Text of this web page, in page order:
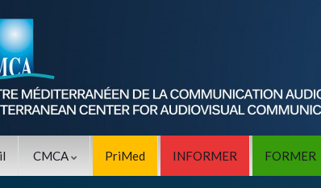
CMCA PriMed INFORMER FORMER